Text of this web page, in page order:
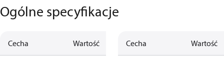
Ogólne specyfikacje
Cecha Wartość Cecha Wartość